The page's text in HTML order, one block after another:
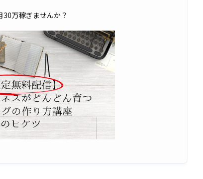
30万稼ぎませんか？